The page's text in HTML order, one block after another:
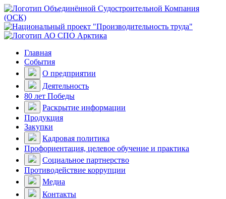
Главная
События
О предприятии
Деятельность
80 лет Победы
Раскрытие информации
Продукция
Закупки
Кадровая политика
Профориентация, целевое обучение и практика
Социальное партнерство
Противодействие коррупции
Медиа
Контакты